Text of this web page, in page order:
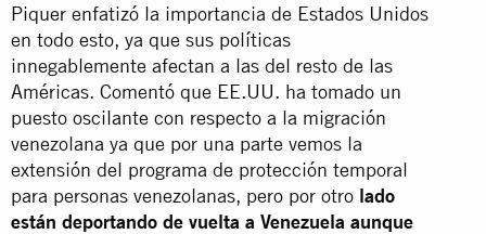
Piquer enfatizó la importancia de Estados Unidos
en todo esto, ya que sus políticas
innegablemente afectan a las del resto de las
Américas. Comentó que EE.UU. ha tomado un
puesto oscilante con respecto a la migración
venezolana ya que por una parte vemos la
extensión del programa de protección temporal
para personas venezolanas, pero por otro lado
están deportando de vuelta a Venezuela aunque